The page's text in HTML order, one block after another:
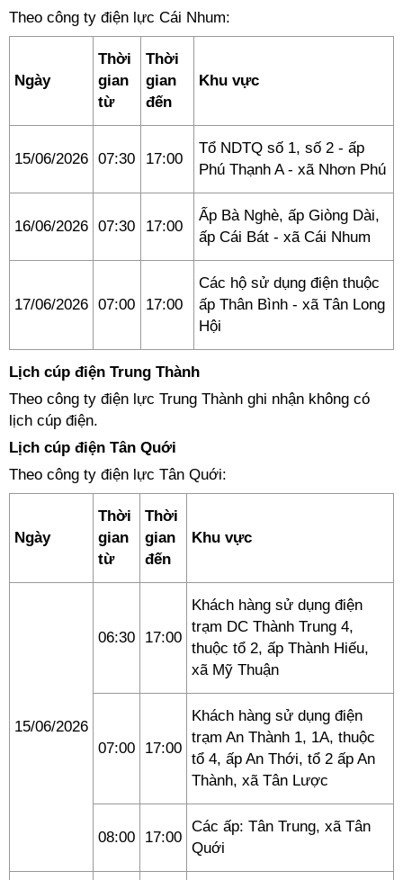
Theo công ty điện lực Cái Nhum:
Ngày
Thời
gian
từ
Thời
gian
đến
Khu vực
15/06/2026 07:30 17:00
Tổ NDTQ số 1, số 2 - ấp
Phú Thạnh A - xã Nhơn Phú
16/06/2026 07:30 17:00
Ấp Bà Nghè, ấp Giòng Dài,
ấp Cái Bát - xã Cái Nhum
17/06/2026 07:00 17:00
Các hộ sử dụng điện thuộc
ấp Thân Bình - xã Tân Long
Hội
Lịch cúp điện Trung Thành
Theo công ty điện lực Trung Thành ghi nhận không có
lịch cúp điện.
Lịch cúp điện Tân Quới
Theo công ty điện lực Tân Quới:
Ngày
Thời
gian
từ
Thời
gian
đến
Khu vực
15/06/2026
06:30 17:00
Khách hàng sử dụng điện
trạm DC Thành Trung 4,
thuộc tổ 2, ấp Thành Hiếu,
xã Mỹ Thuận
07:00 17:00
Khách hàng sử dụng điện
trạm An Thành 1, 1A, thuộc
tổ 4, ấp An Thới, tổ 2 ấp An
Thành, xã Tân Lược
08:00 17:00
Các ấp: Tân Trung, xã Tân
Quới